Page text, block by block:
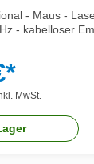
- Maus -
- kabelloser
MwSt.